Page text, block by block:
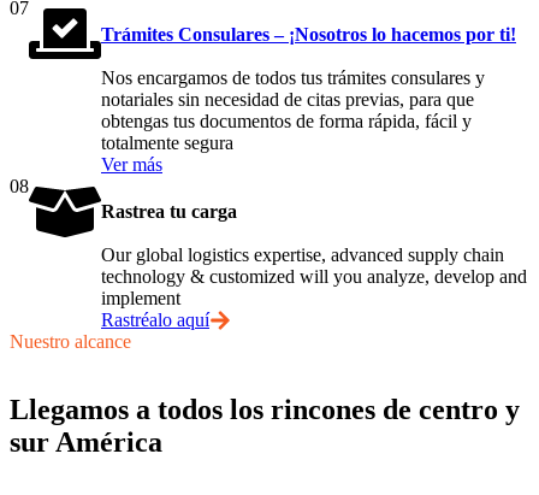
07
Trámites Consulares – ¡Nosotros lo hacemos por ti!
Nos encargamos de todos tus trámites consulares y
notariales sin necesidad de citas previas, para que
obtengas tus documentos de forma rápida, fácil y
totalmente segura
Ver más
08
Rastrea tu carga
Our global logistics expertise, advanced supply chain
technology & customized will you analyze, develop and
implement
Rastréalo aquí
Nuestro alcance
Llegamos a todos los rincones de centro y
sur América